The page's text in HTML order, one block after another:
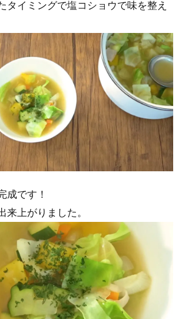
タイミングで塩コショウで味を整え
成です！
来上がりました。